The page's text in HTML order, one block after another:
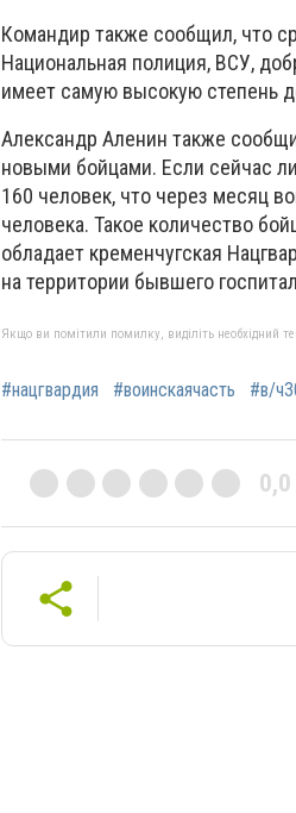
Командир также сообщил, что
Национальная полиция, ВСУ,
имеет самую высокую степень
Александр Аленин также
новыми бойцами. Если сейчас
160 человек, что через месяц
человека. Такое количество
обладает кременчугская
на территории бывшего
Якщо ви помітили помилку, виділіть необхідний
#нацгвардия #воинскаячасть #в/
0,0